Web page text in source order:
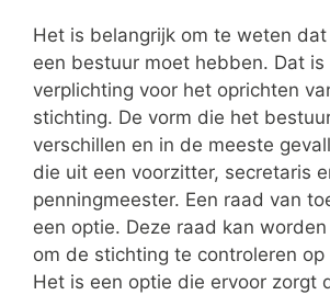
Het is belangrijk om te weten
een bestuur moet hebben. Dat is
verplichting voor het oprichten
stichting. De vorm die het
verschillen en in de meeste
die uit een voorzitter, secretaris
penningmeester. Een raad van
een optie. Deze raad kan
om de stichting te controleren
Het is een optie die ervoor zorgt